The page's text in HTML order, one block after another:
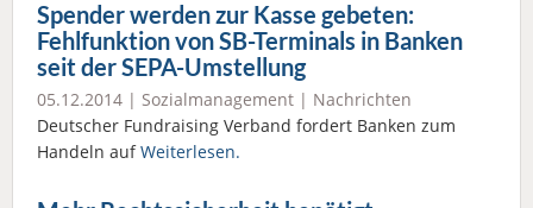
Spender werden zur Kasse gebeten:
Fehlfunktion von SB-Terminals in Banken
seit der SEPA-Umstellung
05.12.2014 | Sozialmanagement | Nachrichten
Deutscher Fundraising Verband fordert Banken zum
Handeln aufWeiterlesen.